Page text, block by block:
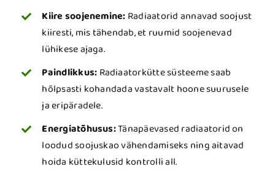
Kiire soojenemine: Radiaatorid annavad soojust
kiiresti, mis tähendab, et ruumid soojenevad
lühikese ajaga.
Paindlikkus: Radiaatorkütte süsteeme saab
hõlpsasti kohandada vastavalt hoone suurusele
ja eripäradele.
Energiatõhusus:Tänapäevased radiaatorid on
loodud soojuskao vähendamiseks ning aitavad
hoida küttekulusid kontrolli all.